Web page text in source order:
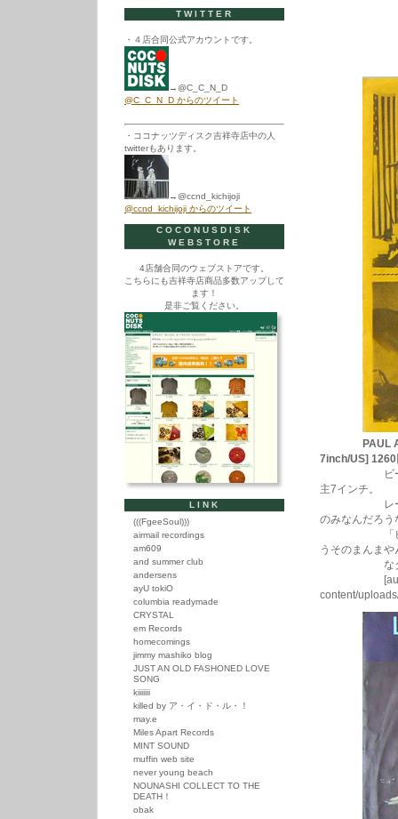
PAUL
7inch/US] 1260
ビーチミュ
主7インチ。
レーベルは
のみなんだろう
「ビーチボ
うそのまんまや
なタイトル
content/
TWITTER
・４店合同公式アカウントです。
→@C_C_N_D
@C_C_N_D からのツイート
・ココナッツディスク吉祥寺店中の人
twitterもあります。
→@ccnd_kichijoji
@ccnd_kichijoji からのツイート
COCONUSDISK
WEBSTORE
4店舗合同のウェブストアです。
こちらにも吉祥寺店商品多数アップして
ます！
是非ご覧ください。
LINK
(((FgeeSoul)))
airmail recordings
am609
and summer club
andersens
ayU tokiO
columbia readymade
CRYSTAL
em Records
homecomings
jimmy mashiko blog
JUST AN OLD FASHONED LOVE
SONG
kiiiiiii
killed by ア・イ・ド・ル・！
may.e
Miles Apart Records
MINT SOUND
muffin web site
never young beach
NOUNASHI COLLECT TO THE
DEATH！
obak